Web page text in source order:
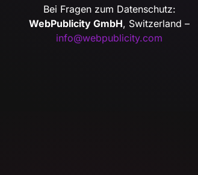
Bei Fragen zum Datenschutz:
WebPublicity GmbH, Switzerland –
info@webpublicity.com